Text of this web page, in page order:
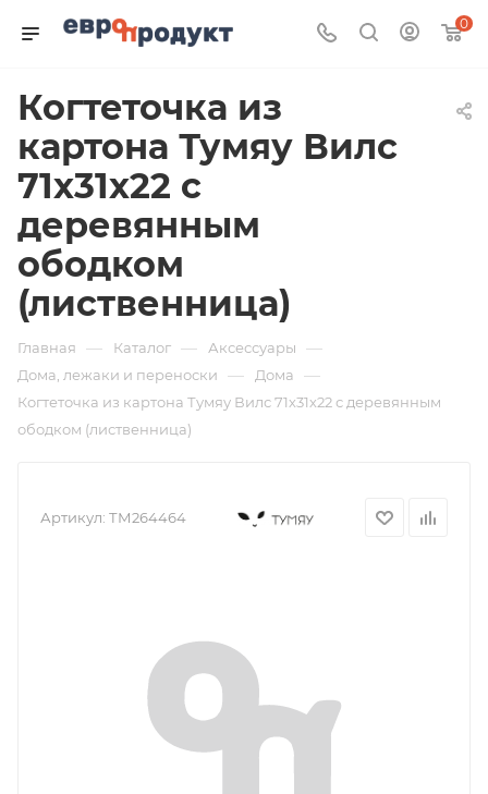
0
Когтеточка из
картона Тумяу Вилс
71х31х22 с
деревянным
ободком
(лиственница)
Главная — Каталог — Аксессуары —
Дома, лежаки и переноски — Дома —
Когтеточка из картона Тумяу Вилс 71х31х22 с деревянным
ободком (лиственница)
Артикул: ТМ264464